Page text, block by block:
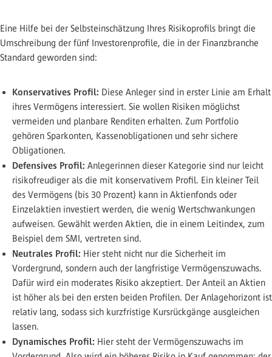
Eine Hilfe bei der Selbsteinschätzung Ihres Risikoprofils bringt die
Umschreibung der fünf Investorenprofile, die in der Finanzbranche
Standard geworden sind:
Konservatives Profil: Diese Anleger sind in erster Linie am Erhalt
ihres Vermögens interessiert. Sie wollen Risiken möglichst
vermeiden und planbare Renditen erhalten. Zum Portfolio
gehören Sparkonten, Kassenobligationen und sehr sichere
Obligationen.
Defensives Profil: Anlegerinnen dieser Kategorie sind nur leicht
risikofreudiger als die mit konservativem Profil. Ein kleiner Teil
des Vermögens (bis 30 Prozent) kann in Aktienfonds oder
Einzelaktien investiert werden, die wenig Wertschwankungen
aufweisen. Gewählt werden Aktien, die in einem Leitindex, zum
Beispiel dem SMI, vertreten sind.
Neutrales Profil: Hier steht nicht nur die Sicherheit im
Vordergrund, sondern auch der langfristige Vermögenszuwachs.
Dafür wird ein moderates Risiko akzeptiert. Der Anteil an Aktien
ist höher als bei den ersten beiden Profilen. Der Anlagehorizont ist
relativ lang, sodass sich kurzfristige Kursrückgänge ausgleichen
lassen.
Dynamisches Profil: Hier steht der Vermögenszuwachs im